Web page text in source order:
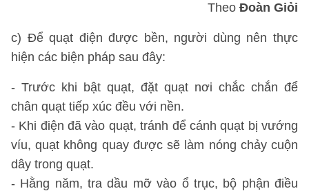
Theo Đoàn Giỏi
c) Để quạt điện được bền, người dùng nên thực
hiện các biện pháp sau đây:
- Trước khi bật quạt, đặt quạt nơi chắc chắn để
chân quạt tiếp xúc đều với nền.
- Khi điện đã vào quạt, tránh để cánh quạt bị vướng
víu, quạt không quay được sẽ làm nóng chảy cuộn
dây trong quạt.
- Hằng năm, tra dầu mỡ vào ổ trục, bộ phận điều